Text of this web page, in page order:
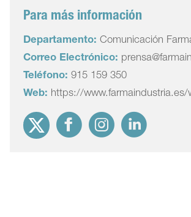
Para más información
Departamento: Comunicación
Correo Electrónico:
Teléfono: 915 159 350
Web: https://